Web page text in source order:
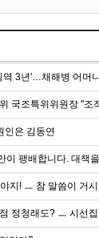
역 3년'…채해병 어머
국조특위위원장 "조
인은 김동연
이 팽배합니다. 대책
지! ㅡ 참 말씀이 거
정청래도? ㅡ 시선